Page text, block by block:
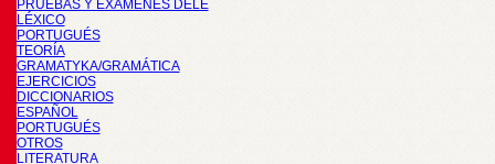
PRUEBAS Y EXÁMENES DELE
LÉXICO
PORTUGUÉS
TEORÍA
GRAMATYKA/GRAMÁTICA
EJERCICIOS
DICCIONARIOS
ESPAÑOL
PORTUGUÉS
OTROS
LITERATURA